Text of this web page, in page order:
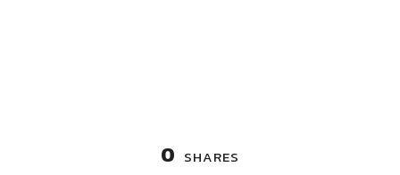
0 SHARES